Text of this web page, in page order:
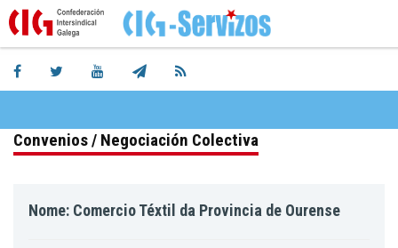
Convenios / Negociación Colectiva
Nome: Comercio Téxtil da Provincia de Ourense